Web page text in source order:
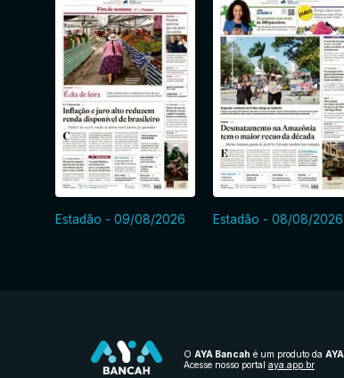
Estadão - 09/08/2026 Estadão - 08/08/2026
O AYA Bancah é um produto da
Acesse nosso portal aya.app.br